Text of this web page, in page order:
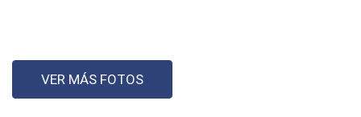
VER MÁS FOTOS